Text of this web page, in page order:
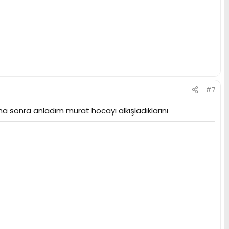
#7
anladım murat hocayı alkışladıklarını